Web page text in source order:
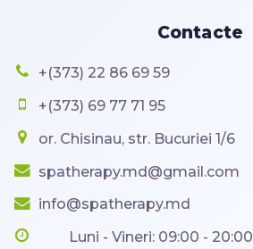
Contacte
+(373) 22 86 69 59
+(373) 69 77 71 95
or. Chisinau, str. Bucuriei 1/6
spatherapy.md@gmail.com
info@spatherapy.md
Luni - Vineri: 09:00 - 20:00